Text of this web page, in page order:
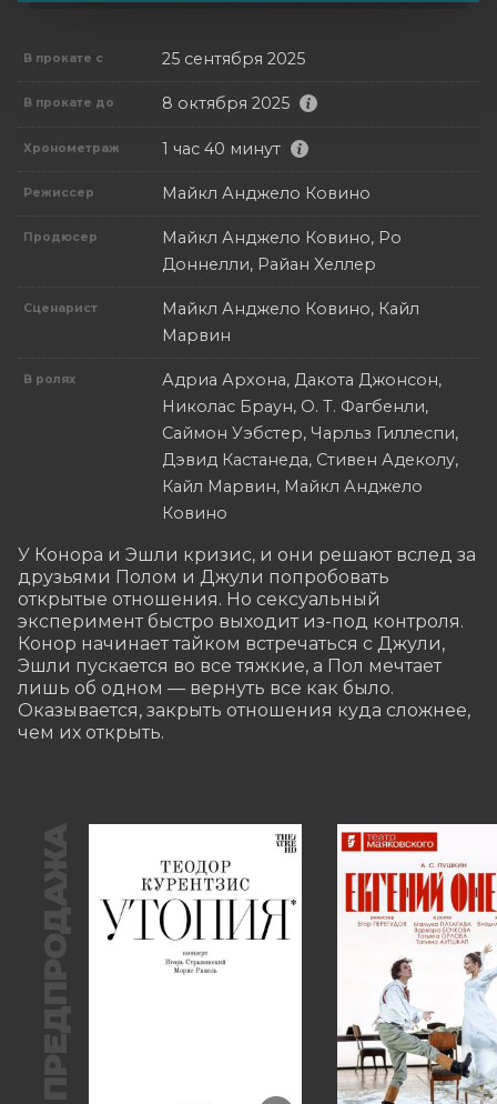
В прокате с 25 сентября 2025
В прокате до 8 октября 2025
Хронометраж 1 час 40 минут
Режиссер Майкл Анджело Ковино
Продюсер
Майкл Анджело Ковино, Ро
Доннелли, Райан Хеллер
Сценарист
Майкл Анджело Ковино, Кайл
Марвин
В ролях
Адриа Архона, Дакота Джонсон,
Николас Браун, О. Т. Фагбенли,
Саймон Уэбстер, Чарльз Гиллеспи,
Дэвид Кастанеда, Стивен Адеколу,
Кайл Марвин, Майкл Анджело
Ковино
У Конора и Эшли кризис, и они решают вслед за
друзьями Полом и Джули попробовать
открытые отношения. Но сексуальный
эксперимент быстро выходит из-под контроля.
Конор начинает тайком встречаться с Джули,
Эшли пускается во все тяжкие, а Пол мечтает
лишь об одном — вернуть все как было.
Оказывается, закрыть отношения куда сложнее,
чем их открыть.
ПРЕДПРОДАЖА